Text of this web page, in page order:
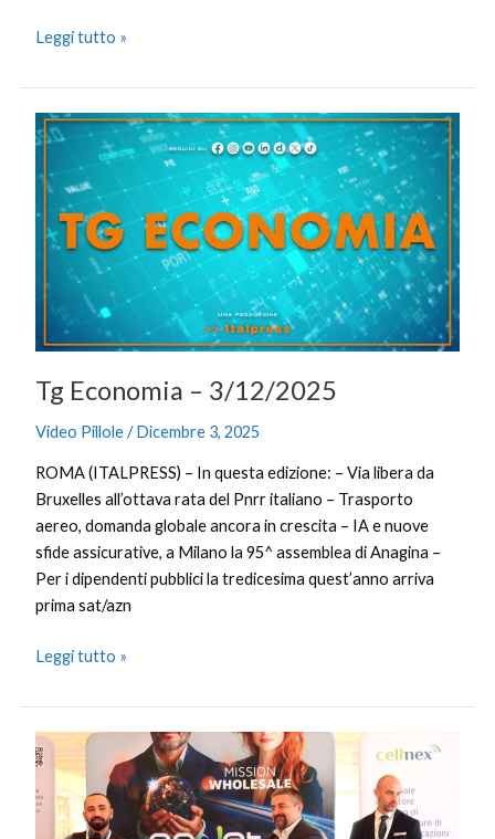
Leggi tutto »
Tg Economia – 3/12/2025
Video Pillole/Dicembre 3, 2025
ROMA (ITALPRESS) – In questa edizione: – Via libera da
Bruxelles all’ottava rata del Pnrr italiano – Trasporto
aereo, domanda globale ancora in crescita – IA e nuove
sfide assicurative, a Milano la 95^ assemblea di Anagina –
Per i dipendenti pubblici la tredicesima quest’anno arriva
prima sat/azn
Tg
Economia
–
3/12/2025
Leggi tutto »
OpNet,
si
chiude